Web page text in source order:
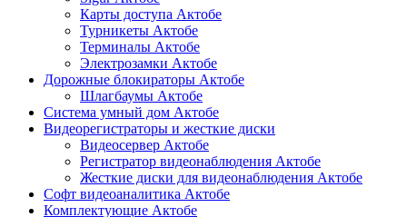
Карты доступа Актобе
Турникеты Актобе
Терминалы Актобе
Электрозамки Актобе
Дорожные блокираторы Актобе
Шлагбаумы Актобе
Система умный дом Актобе
Видеорегистраторы и жесткие диски
Видеосервер Актобе
Регистратор видеонаблюдения Актобе
Жесткие диски для видеонаблюдения Актобе
Софт видеоаналитика Актобе
Комплектующие Актобе